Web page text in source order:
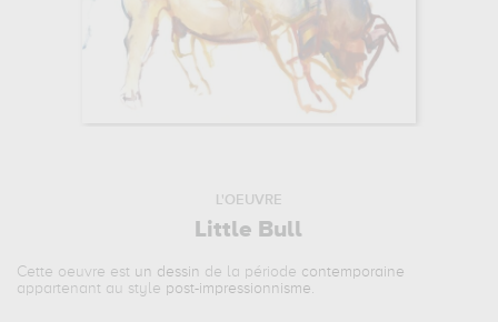
L'OEUVRE
Little Bull
Cette oeuvre est un dessin de la période contemporaine
appartenant au style post-impressionnisme.